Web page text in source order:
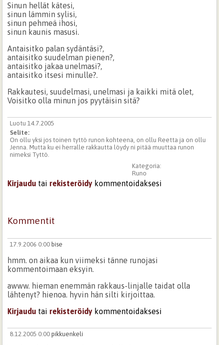
Sinun hellät kätesi,
sinun lämmin sylisi,
sinun pehmeä ihosi,
sinun kaunis masusi.
Antaisitko palan sydäntäsi?,
antaisitko suudelman pienen?,
antaisitko jakaa unelmasi?,
antaisitko itsesi minulle?.
Rakkautesi, suudelmasi, unelmasi ja kaikki mitä olet,
Voisitko olla minun jos pyytäisin sitä?
Luotu 14.7.2005
Selite:
On ollu yksi jos toinen tyttö runon kohteena, on ollu Reetta ja on ollu
Jenna. Mutta ku ei herralle rakkautta löydy ni pitää muuttaa runon
nimeksi Tyttö.
Kategoria:
Runo
Kirjaudu tai rekisteröidy kommentoidaksesi
Kommentit
17.9.2006 0:00 bise
hmm. on aikaa kun viimeksi tänne runojasi
kommentoimaan eksyin.
awww. hieman enemmän rakkaus-linjalle taidat olla
lähtenyt? hienoa. hyvin hän silti kirjoittaa.
Kirjaudu tai rekisteröidy kommentoidaksesi
8.12.2005 0:00 pikkuenkeli